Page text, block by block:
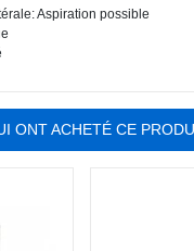
Aspiration possible
ONT ACHETÉ CE